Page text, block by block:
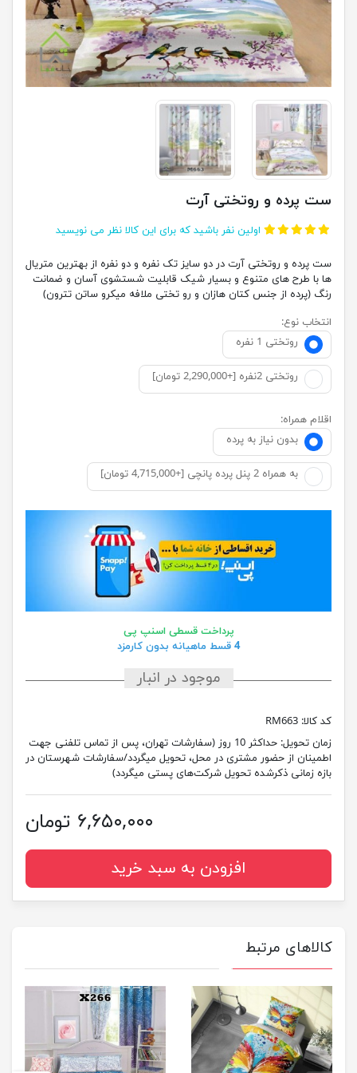
ست پرده و روتختی آرت
اولین نفر باشید که برای این کالا نظر می نویسید
ست پرده و روتختی آرت در دو سایز تک نفره و دو نفره از بهترین متریال
ها با طرح های متنوع و بسیار شیک قابلیت شستشوی آسان و ضمانت
رنگ (پرده از جنس کتان هازان و رو تختی ملافه میکرو ساتن تترون)
انتخاب نوع:
روتختی 1 نفره
روتختی 2نفره [+2,290,000 تومان]
اقلام همراه:
بدون نیاز به پرده
به همراه 2 پنل پرده پانچی [+4,715,000 تومان]
پرداخت قسطی اسنپ پی
4 قسط ماهیانه بدون کارمزد
موجود در انبار
کد کالا: RM663
زمان تحویل:
حداکثر 10 روز (سفارشات تهران، پس از تماس تلفنی جهت
اطمینان از حضور مشتری در محل، تحویل میگردد/سفارشات شهرستان در
بازه زمانی ذکرشده تحویل شرکت‌های پستی میگردد)
۶,۶۵۰,۰۰۰ تومان
افزودن به سبد خرید
کالاهای مرتبط